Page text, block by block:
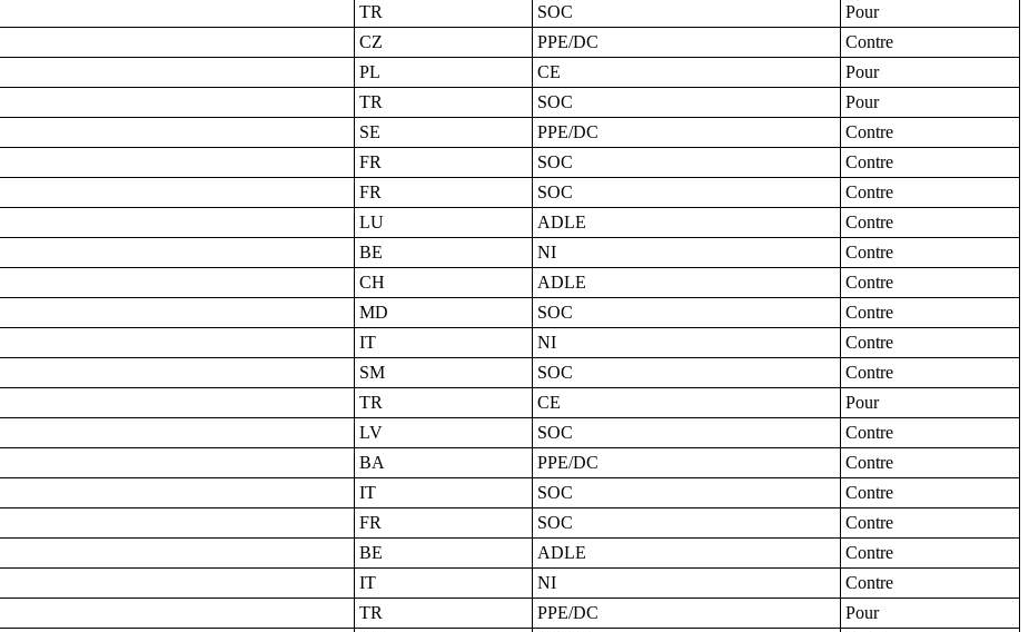
TR SOC
Pour
CZ PPE/DC
Contre
PL CE
Pour
TR SOC
Pour
SE PPE/DC
Contre
FR SOC
Contre
FR SOC
Contre
LU ADLE
Contre
BE NI
Contre
CH ADLE
Contre
MD SOC
Contre
IT NI
Contre
SM SOC
Contre
TR CE
Pour
LV SOC
Contre
BA PPE/DC
Contre
IT SOC
Contre
FR SOC
Contre
BE ADLE
Contre
IT NI
Contre
TR PPE/DC
Pour